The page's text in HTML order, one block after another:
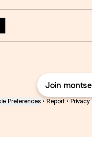
Join
Preferences • Report • Privacy